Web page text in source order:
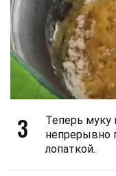
3
Теперь муку
непрерывно
лопаткой.